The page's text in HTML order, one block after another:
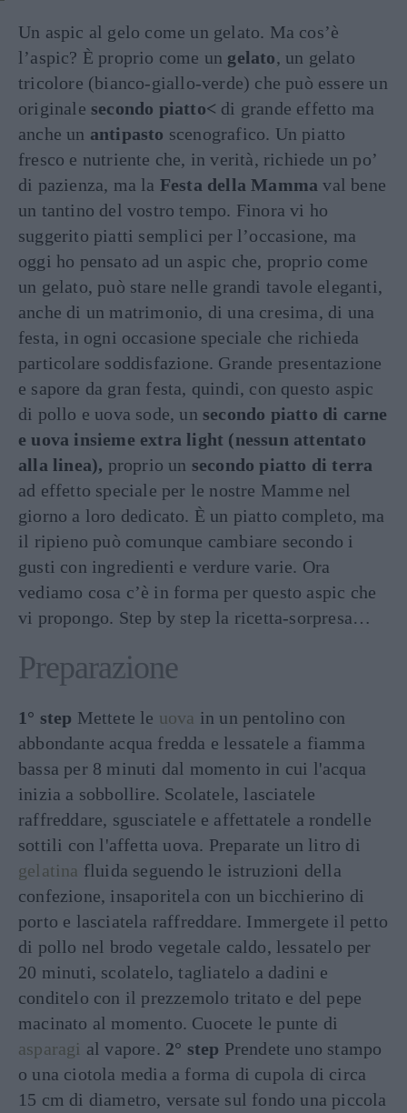
Un aspic al gelo come un gelato. Ma cos’è
l’aspic? È proprio come un gelato, un gelato
tricolore (bianco-giallo-verde) che può essere un
originale secondo piatto< di grande effetto ma
anche un antipasto scenografico. Un piatto
fresco e nutriente che, in verità, richiede un po’
di pazienza, ma la Festa della Mamma val bene
un tantino del vostro tempo. Finora vi ho
suggerito piatti semplici per l’occasione, ma
oggi ho pensato ad un aspic che, proprio come
un gelato, può stare nelle grandi tavole eleganti,
anche di un matrimonio, di una cresima, di una
festa, in ogni occasione speciale che richieda
particolare soddisfazione. Grande presentazione
e sapore da gran festa, quindi, con questo aspic
di pollo e uova sode, un secondo piatto di carne
e uova insieme extra light (nessun attentato
alla linea), proprio un secondo piatto di terra
ad effetto speciale per le nostre Mamme nel
giorno a loro dedicato. È un piatto completo, ma
il ripieno può comunque cambiare secondo i
gusti con ingredienti e verdure varie. Ora
vediamo cosa c’è in forma per questo aspic che
vi propongo. Step by step la ricetta-sorpresa…
Preparazione
1° step Mettete le uova in un pentolino con
abbondante acqua fredda e lessatele a fiamma
bassa per 8 minuti dal momento in cui l'acqua
inizia a sobbollire. Scolatele, lasciatele
raffreddare, sgusciatele e affettatele a rondelle
sottili con l'affetta uova. Preparate un litro di
gelatina fluida seguendo le istruzioni della
confezione, insaporitela con un bicchierino di
porto e lasciatela raffreddare. Immergete il petto
di pollo nel brodo vegetale caldo, lessatelo per
20 minuti, scolatelo, tagliatelo a dadini e
conditelo con il prezzemolo tritato e del pepe
macinato al momento. Cuocete le punte di
asparagi al vapore. 2° step Prendete uno stampo
o una ciotola media a forma di cupola di circa
15 cm di diametro, versate sul fondo una piccola